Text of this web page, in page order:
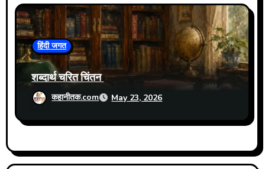
हिंदी जगत
शब्दार्थ चरित चिंतन
कहानीतक.com May 23, 2026